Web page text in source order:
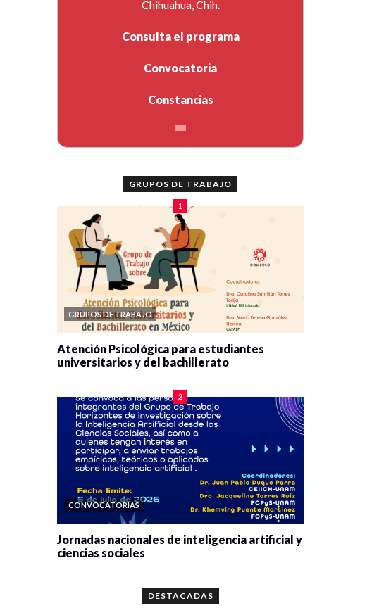
Chihuahua, Chih.
Consulta el programa
Convocatoria
Constancias
GRUPOS DE TRABAJO
1
GRUPOS DE TRABAJO
Atención Psicológica para estudiantes
universitarios y del bachillerato
2
CONVOCATORIAS
Jornadas nacionales de inteligencia artificial y
ciencias sociales
DESTACADAS